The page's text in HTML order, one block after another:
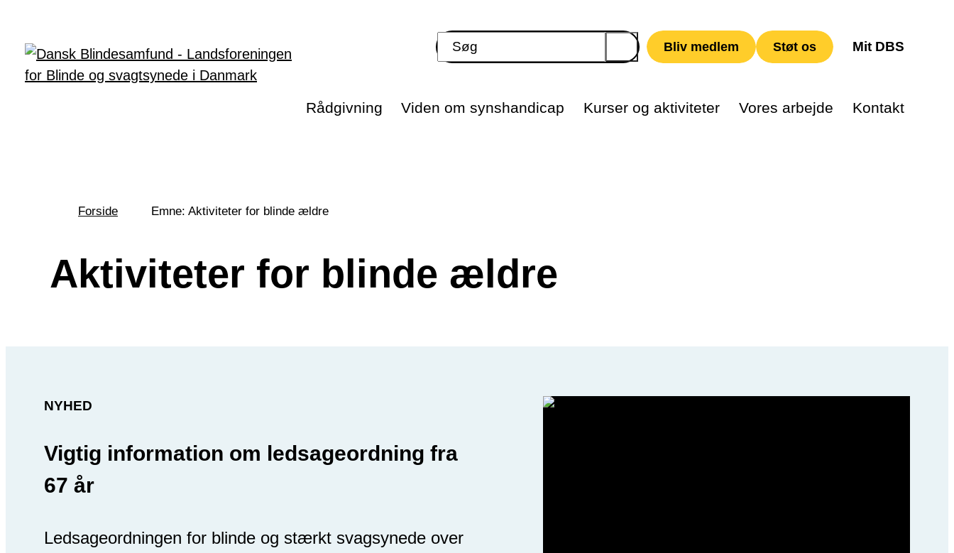
Bliv medlem Støt os Mit DBS
Rådgivning Viden om synshandicap Kurser og aktiviteter Vores arbejde Kontakt
her:
Forside Emne: Aktiviteter for blinde ældre
Aktiviteter for blinde ældre
NYHED
Vigtig information om ledsageordning fra
67 år
Ledsageordningen for blinde og stærkt svagsynede over